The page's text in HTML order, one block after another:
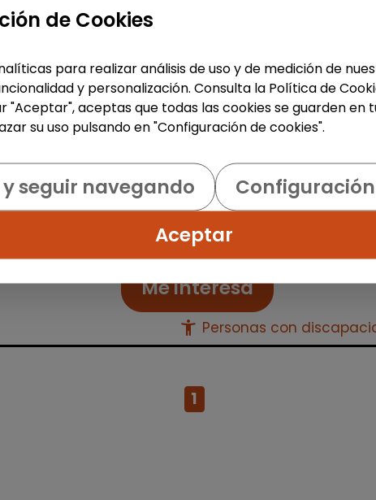
People operations support
(Madrid)
FUNDACIÓN GOODJOB|
España(Madrid)
En Fundación GoodJob trabajamos
para impulsar la inclusión laboral de
generando oportunidades reales
empleo y desarrollo profesional.
Buscamos in...
% de respuesta: 93,75%
Me interesa
accessibility_new Personas con
1
de Cookies
para realizar análisis de uso y de medición de
y personalización. Consulta la Política de
"Aceptar", aceptas que todas las cookies se guarden en
su uso pulsando en "Configuración de cookies".
y seguir navegando
Aceptar